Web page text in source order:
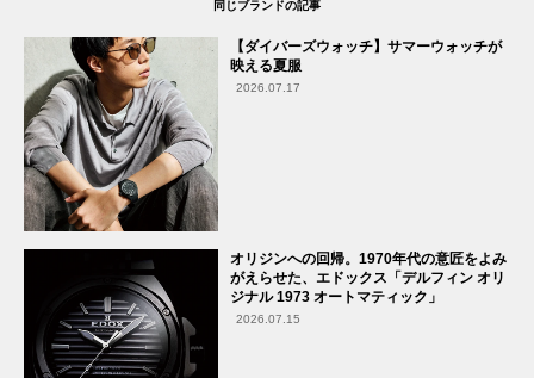
同じブランドの記事
【ダイバーズウォッチ】サマーウォッチが
映える夏服
2026.07.17
オリジンへの回帰。1970年代の意匠をよみ
がえらせた、エドックス「デルフィン オリ
ジナル 1973 オートマティック」
2026.07.15